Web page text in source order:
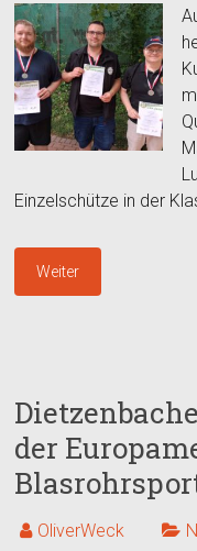
Einzelschütze in der
Weiter
der
OliverWeck